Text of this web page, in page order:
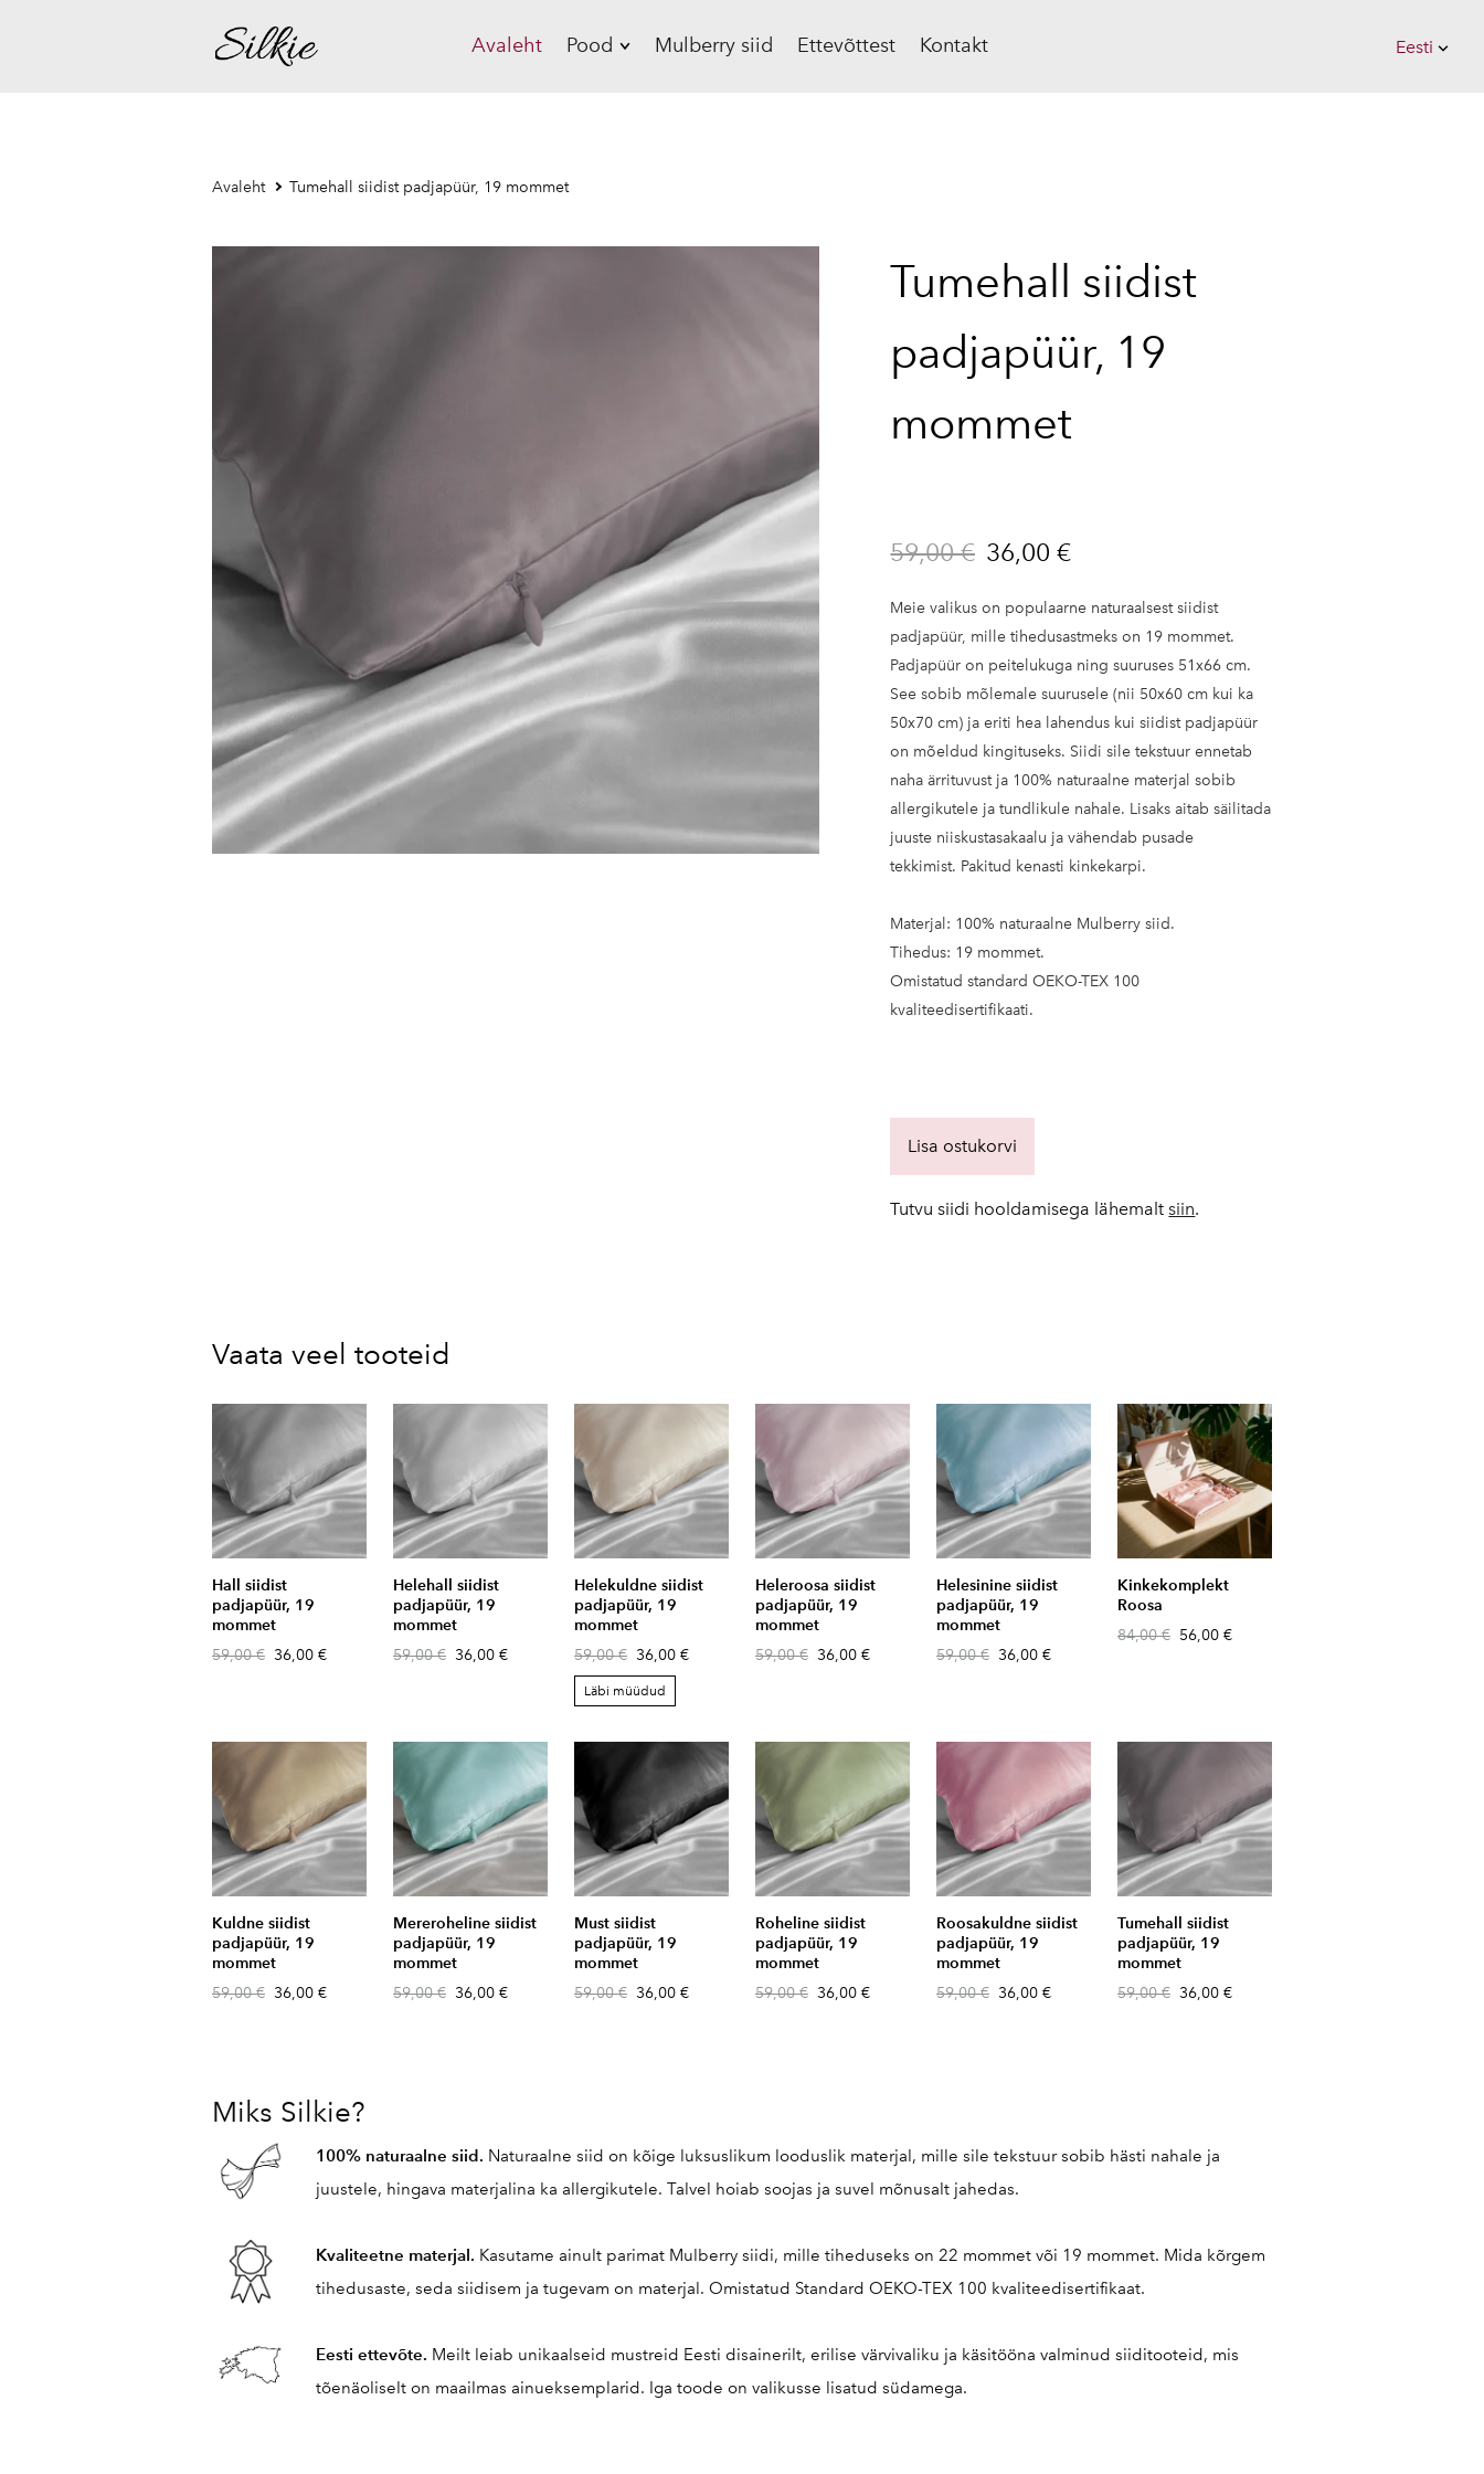
Avaleht Pood
Kinkekomplekt
Kinkekaart
Mulberry siid Ettevõttest Kontakt Eesti
Avaleht Tumehall siidist padjapüür, 19 mommet
Tumehall siidist
padjapüür, 19
mommet
59,00 € 36,00 €
Meie valikus on populaarne naturaalsest siidist
padjapüür, mille tihedusastmeks on 19 mommet.
Padjapüür on peitelukuga ning suuruses 51x66 cm.
See sobib mõlemale suurusele (nii 50x60 cm kui ka
50x70 cm) ja eriti hea lahendus kui siidist padjapüür
on mõeldud kingituseks. Siidi sile tekstuur ennetab
naha ärrituvust ja 100% naturaalne materjal sobib
allergikutele ja tundlikule nahale. Lisaks aitab säilitada
juuste niiskustasakaalu ja vähendab pusade
tekkimist. Pakitud kenasti kinkekarpi.
Materjal: 100% naturaalne Mulberry siid.
Tihedus: 19 mommet.
Omistatud standard OEKO-TEX 100
kvaliteedisertifikaati.
Lisa ostukorvi
Tutvu siidi hooldamisega lähemaltsiin.
Vaata veel tooteid
Hall siidist
padjapüür, 19
mommet
59,00 € 36,00 €
Helehall siidist
padjapüür, 19
mommet
59,00 € 36,00 €
Helekuldne siidist
padjapüür, 19
mommet
59,00 € 36,00 €
Läbi müüdud
Heleroosa siidist
padjapüür, 19
mommet
59,00 € 36,00 €
Helesinine siidist
padjapüür, 19
mommet
59,00 € 36,00 €
Kinkekomplekt
Roosa
84,00 € 56,00 €
Kuldne siidist
padjapüür, 19
mommet
59,00 € 36,00 €
Mereroheline siidist
padjapüür, 19
mommet
59,00 € 36,00 €
Must siidist
padjapüür, 19
mommet
59,00 € 36,00 €
Roheline siidist
padjapüür, 19
mommet
59,00 € 36,00 €
Roosakuldne siidist
padjapüür, 19
mommet
59,00 € 36,00 €
Tumehall siidist
padjapüür, 19
mommet
59,00 € 36,00 €
Miks Silkie?
100% naturaalne siid. Naturaalne siid on kõige luksuslikum looduslik materjal, mille sile tekstuur sobib hästi nahale ja
juustele, hingava materjalina ka allergikutele. Talvel hoiab soojas ja suvel mõnusalt jahedas.
Kvaliteetne materjal. Kasutame ainult parimat Mulberry siidi, mille tiheduseks on 22 mommet või 19 mommet. Mida kõrgem
tihedusaste, seda siidisem ja tugevam on materjal. Omistatud Standard OEKO-TEX 100 kvaliteedisertifikaat.
Eesti ettevõte. Meilt leiab unikaalseid mustreid Eesti disainerilt, erilise värvivaliku ja käsitööna valminud siiditooteid, mis
tõenäoliselt on maailmas ainueksemplarid. Iga toode on valikusse lisatud südamega.